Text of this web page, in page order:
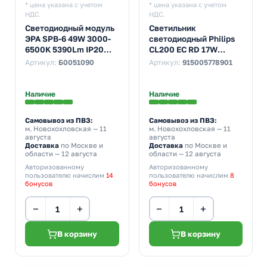
* цена указана с учетом
НДС.
Светодиодный модуль
ЭРА SPB-6 49W 3000-
6500K 5390Lm IP20
325x25mm с пультом
Артикул: Б0051090
Наличие
Самовывоз из ПВЗ:
м. Новохохловская — 11
августа
Доставка по Москве и
области — 12 августа
Авторизованному
пользователю начислим 14
бонусов
− +
В корзину
* цена указана с учетом
НДС.
Светильник
светодиодный Philips
CL200 EC RD 17W
4000K 230V 1900lm
Артикул: 915005778901
Наличие
Самовывоз из ПВЗ:
м. Новохохловская — 11
августа
Доставкапо Москве и
области — 12 августа
Авторизованному
пользователю начислим 8
бонусов
− +
В корзину